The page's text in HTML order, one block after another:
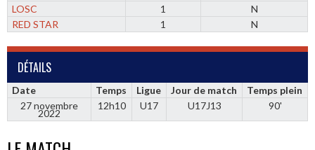
LOSC
1
N
RED STAR
1 N
DÉTAILS
Date Temps Ligue Jour de match
Temps plein
27 novembre
2022
12h10 U17 U17J13 90'